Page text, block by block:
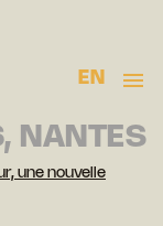
EN
NANTES
une nouvelle